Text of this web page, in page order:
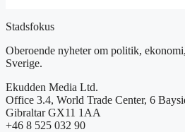
Stadsfokus
Oberoende nyheter om politik,
Sverige.
Ekudden Media Ltd.
Office 3.4, World Trade Center, 6
Gibraltar GX11 1AA
+46 8 525 032 90